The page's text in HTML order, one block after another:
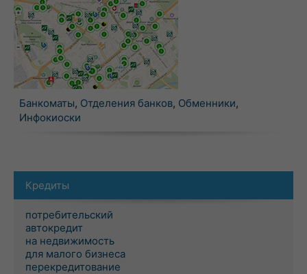
Банкоматы, Отделения банков, Обменники,
Инфокиоски
Кредиты
потребительский
автокредит
на недвижимость
для малого бизнеса
перекредитование